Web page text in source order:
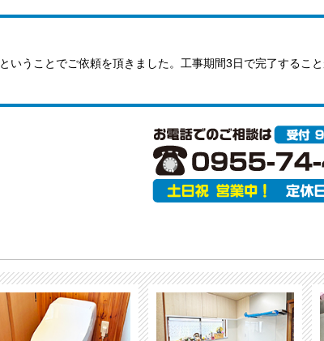
ということでご依頼を頂きました。工事期間3日で完了するこ